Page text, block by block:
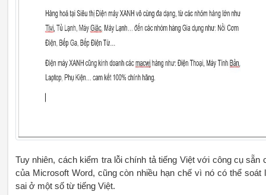
Tuy nhiên, cách kiểm tra lỗi chính tả tiếng Việt với công cụ sẵn
của Microsoft Word, cũng còn nhiều hạn chế vì nó có thể soát
sai ở một số từ tiếng Việt.